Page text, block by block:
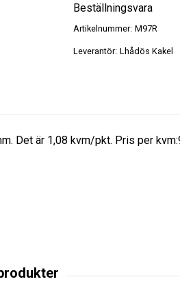
Beställningsvara
Artikelnummer: M97R
Leverantör: Lhådös Kakel
Det är 1,08 kvm/pkt. Pris per